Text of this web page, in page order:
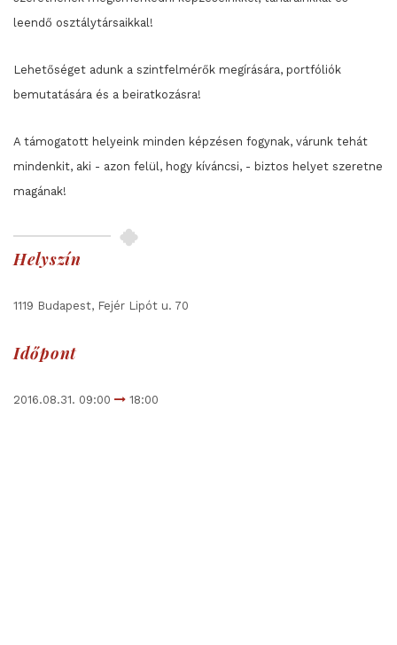
leendő osztálytársaikkal!
Lehetőséget adunk a szintfelmérők megírására, portfóliók
bemutatására és a beiratkozásra!
A támogatott helyeink minden képzésen fogynak, várunk tehát
mindenkit, aki - azon felül, hogy kíváncsi, - biztos helyet szeretne
magának!
Helyszín
1119 Budapest, Fejér Lipót u. 70
Időpont
2016.08.31. 09:00 18:00